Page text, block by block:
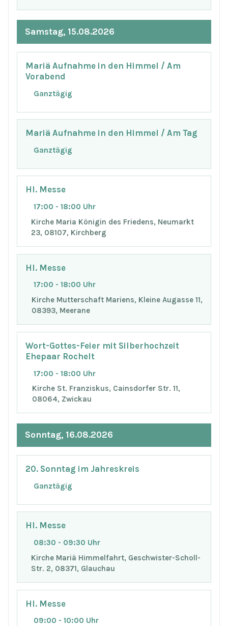
Samstag, 15.08.2026
Mariä Aufnahme in den Himmel / Am
Vorabend
Ganztägig
Mariä Aufnahme in den Himmel / Am Tag
Ganztägig
Hl. Messe
17:00 - 18:00 Uhr
Kirche Maria Königin des Friedens, Neumarkt
23, 08107, Kirchberg
Hl. Messe
17:00 - 18:00 Uhr
Kirche Mutterschaft Mariens, Kleine Augasse 11,
08393, Meerane
Wort-Gottes-Feier mit Silberhochzeit
Ehepaar Rochelt
17:00 - 18:00 Uhr
Kirche St. Franziskus, Cainsdorfer Str. 11,
08064, Zwickau
Sonntag, 16.08.2026
20. Sonntag im Jahreskreis
Ganztägig
Hl. Messe
08:30 - 09:30 Uhr
Kirche Mariä Himmelfahrt, Geschwister-Scholl-
Str. 2, 08371, Glauchau
Hl. Messe
09:00 - 10:00 Uhr